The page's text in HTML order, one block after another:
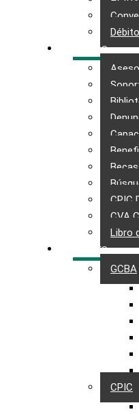
SERVICIOS
CPIC
CVA
Libro
TRÁMITES
GCBA
CPIC